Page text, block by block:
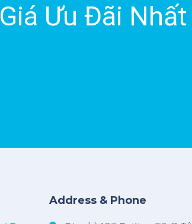
Ưu Đãi Nhất
Address & Phone